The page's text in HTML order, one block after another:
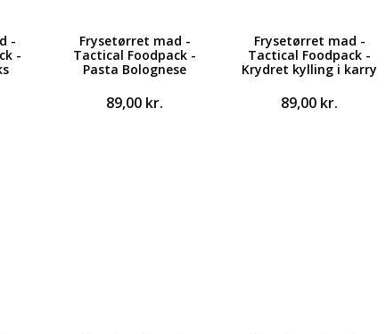
-
-
Frysetørret mad -
Tactical Foodpack -
Pasta Bolognese
89,00 kr.
Frysetørret mad -
Tactical Foodpack -
Krydret kylling i karry
89,00 kr.